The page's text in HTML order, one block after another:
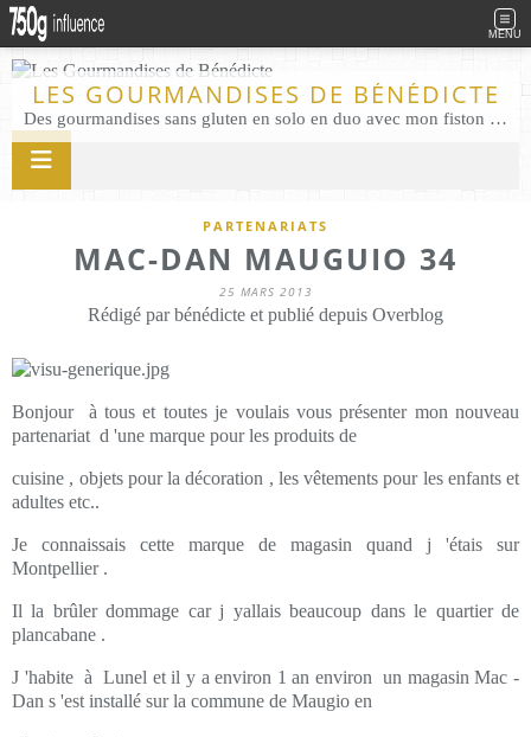
MENU
LES GOURMANDISES DE BÉNÉDICTE
Des gourmandises sans gluten en solo en duo avec mon fiston . Salé comme Sucré sans gluten éco responsable Les Gourmandises de Bénédicte gâteau produits locaux
PARTENARIATS
MAC-DAN MAUGUIO 34
25 MARS 2013
Rédigé par bénédicte et publié depuis Overblog
Bonjour à tous et toutes je voulais vous présenter mon nouveau
partenariat d 'une marque pour les produits de
cuisine , objets pour la décoration , les vêtements pour les enfants et
adultes etc..
Je connaissais cette marque de magasin quand j 'étais sur
Montpellier .
Il la brûler dommage car j yallais beaucoup dans le quartier de
plancabane .
J 'habite à Lunel et il y a environ 1 an environ un magasin Mac -
Dan s 'est installé sur la commune de Maugio en